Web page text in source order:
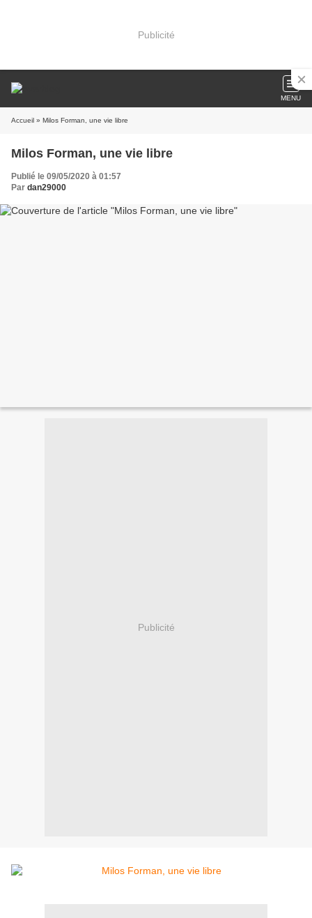
Publicité
MENU
Accueil » Milos Forman, une vie libre
Milos Forman, une vie libre
Publié le 09/05/2020 à 01:57
Par dan29000
Publicité